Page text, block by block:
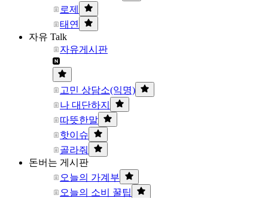
로제
태연
자유 Talk
자유게시판
고민 상담소(익명)
나 대단하지
따뜻한말
핫이슈
골라줘
돈버는 게시판
오늘의 가계부
오늘의 소비 꿀팁